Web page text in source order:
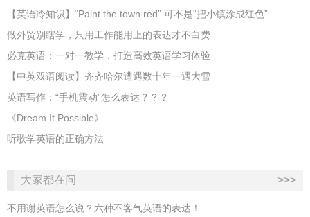
​【英语冷知识】“Paint the town red” 可不是“把小镇涂成红色”
做外贸别瞎学，只用工作能用上的表达才不白费
必克英语：一对一教学，打造高效英语学习体验
【中英双语阅读】齐齐哈尔遭遇数十年一遇大雪
英语写作：“手机震动”怎么表达？？？
《Dream It Possible》
听歌学英语的正确方法
大家都在问 >>>
不用谢英语怎么说？六种不客气英语的表达！